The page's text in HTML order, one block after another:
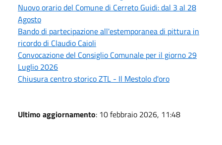
Nuovo orario del Comune di Cerreto Guidi: dal 3 al 28
Agosto
Bando di partecipazione all'estemporanea di pittura in
ricordo di Claudio Caioli
Convocazione del Consiglio Comunale per il giorno 29
Luglio 2026
Chiusura centro storico ZTL - Il Mestolo d'oro
Ultimo aggiornamento: 10 febbraio 2026, 11:48